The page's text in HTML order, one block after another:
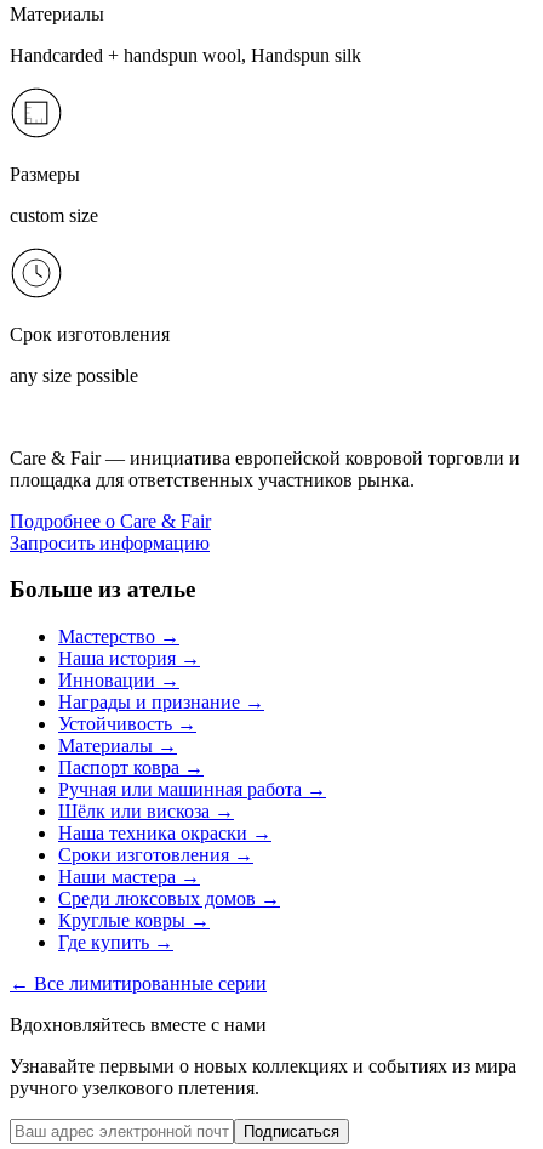
Материалы
Handcarded + handspun wool, Handspun silk
Размеры
custom size
Срок изготовления
any size possible
Care & Fair — инициатива европейской ковровой торговли и
площадка для ответственных участников рынка.
Подробнее о Care & Fair
Запросить информацию
Больше из ателье
Мастерство →
Наша история →
Инновации →
Награды и признание →
Устойчивость →
Материалы →
Паспорт ковра →
Ручная или машинная работа →
Шёлк или вискоза →
Наша техника окраски →
Сроки изготовления →
Наши мастера →
Среди люксовых домов →
Круглые ковры →
Где купить →
← Все лимитированные серии
Вдохновляйтесь вместе с нами
Узнавайте первыми о новых коллекциях и событиях из мира
ручного узелкового плетения.
Подписаться